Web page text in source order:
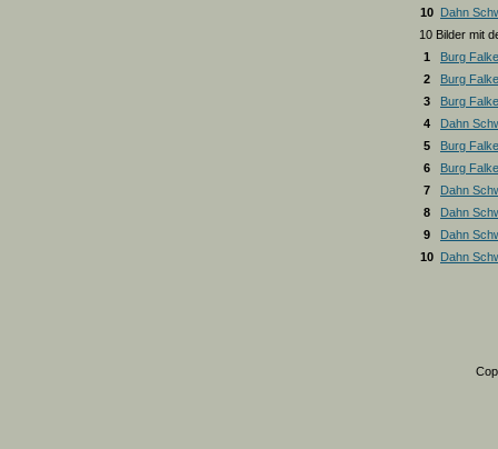
10
Dahn
10 Bilder mit
1
Burg
2
Burg
3
Burg
4
Dahn
5
Burg
6
Burg
7
Dahn
8
Dahn
9
Dahn
10
Dahn